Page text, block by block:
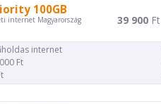
100GB
internet Magyarország
39 900Ft
internet
Ft